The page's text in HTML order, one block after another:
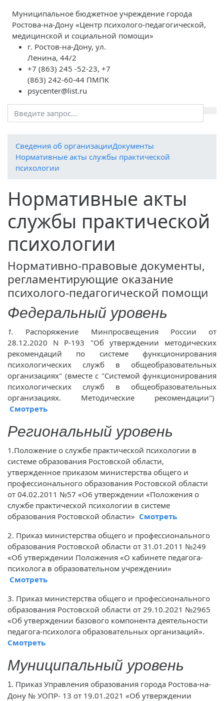
Муниципальное бюджетное учреждение города
Ростова-на-Дону «Центр психолого-педагогической,
медицинской и социальной помощи»
г. Ростов-на-Дону, ул.
Ленина, 44/2
+7 (863) 245 -52-23, +7
(863) 242-60-44 ПМПК
psycenter@list.ru
Cведения об организацииДокументы
Нормативные акты службы практической
психологии
Нормативные акты
службы практической
психологии
Нормативно-правовые документы,
регламентирующие оказание
психолого-педагогической помощи
Федеральный уровень
1. Распоряжение Минпросвещения России от
28.12.2020 N Р-193 "Об утверждении методических
рекомендаций по системе функционирования
психологических служб в общеобразовательных
организациях" (вместе с "Системой функционирования
психологических служб в общеобразовательных
организациях. Методические рекомендации")
Смотреть
Региональный уровень
1.Положение о службе практической психологии в
системе образования Ростовской области,
утвержденное приказом министерства общего и
профессионального образования Ростовской области
от 04.02.2011 №57 «О6 утверждении «Положения о
службе практической психологии в системе
образования Ростовской области» Смотреть
2. Приказ министерства общего и профессионального
образования Ростовской области от 31.01.2011 №249
«Об утверждении Положения «О кабинете педагога-
психолога в образовательном учреждении»
Смотреть
3. Приказ министерства общего и профессионального
образования Ростовской области от 29.10.2021 №2965
«Об утверждении базового компонента деятельности
педагога-психолога образовательных организаций».
Смотреть
Муниципальный уровень
1. Приказ Управления образования города Ростова-на-
Дону № УОПР- 13 от 19.01.2021 «Об утверждении